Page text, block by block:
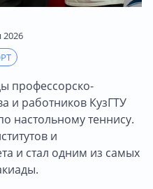
2026
профессорско-
и работников КузГТУ
настольному теннису.
и
и стал одним из самых